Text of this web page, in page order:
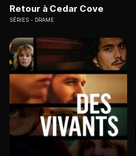
Retour à Cedar Cove
SÉRIES DRAME